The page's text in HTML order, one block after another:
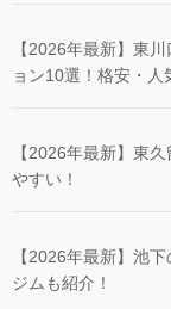
【2026年最新】東
ョン10選！格安・
【2026年最新】東
やすい！
【2026年最新】池
ジムも紹介！